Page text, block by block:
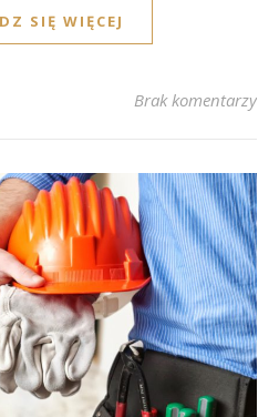
SIĘ WIĘCEJ
Brak komentarzy